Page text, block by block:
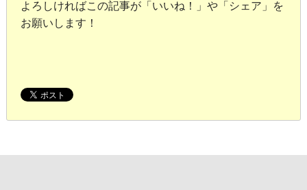
よろしければこの記事が「いいね！」や「シェア」を
お願いします！